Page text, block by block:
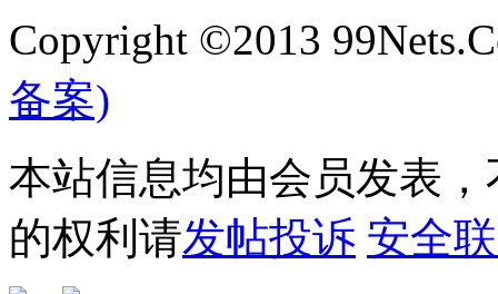
Copyright ©2013
备案)
本站信息均由会员发表
的权利请发帖投诉 安全